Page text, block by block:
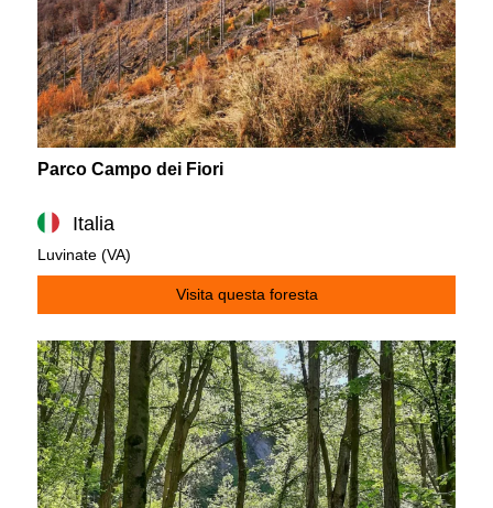
Parco Campo dei Fiori
Italia
Luvinate (VA)
Visita questa foresta